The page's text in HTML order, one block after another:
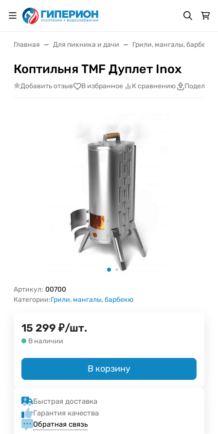
Главная Для пикника и дачи Грили, мангалы, барбекю
Коптильня TMF Дуплет Inox
Добавить отзыв В избранное К сравнению
Артикул: 00700
Категории:Грили, мангалы, барбекю
15 299 ₽/шт.
В наличии
В корзину
Быстрая доставка
Гарантия качества
Обратная связь